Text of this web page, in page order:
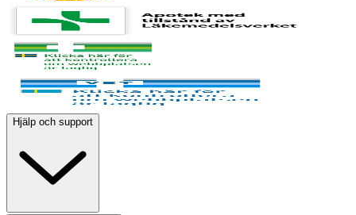
Hjälp och support